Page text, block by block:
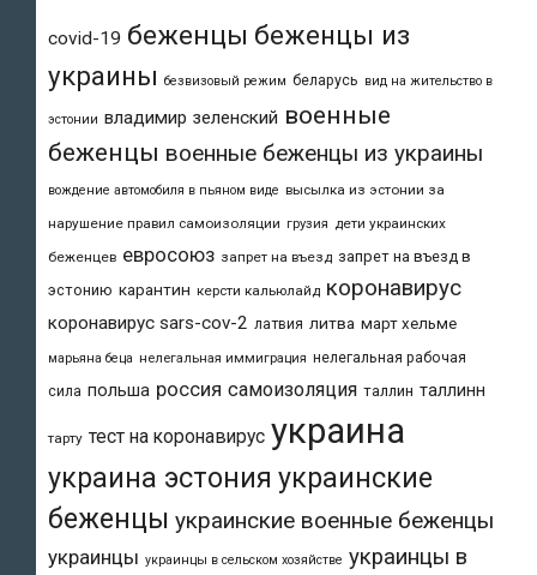
covid-19 беженцы беженцы из
украины безвизовый режим беларусь вид на жительство в
эстонии владимир зеленский военные
беженцы военные беженцы из украины
вождение автомобиля в пьяном виде высылка из эстонии за
нарушение правил самоизоляции грузия дети украинских
беженцев евросоюз запрет на въезд запрет на въезд в
эстонию карантин керсти кальюлайд коронавирус
коронавирус sars-cov-2 латвия литва март хельме
марьяна беца нелегальная иммиграция нелегальная рабочая
сила польша россия самоизоляция таллин таллинн
тарту тест на коронавирус украина
украина эстония украинские
беженцы украинские военные беженцы
украинцы украинцы в сельском хозяйстве украинцы в